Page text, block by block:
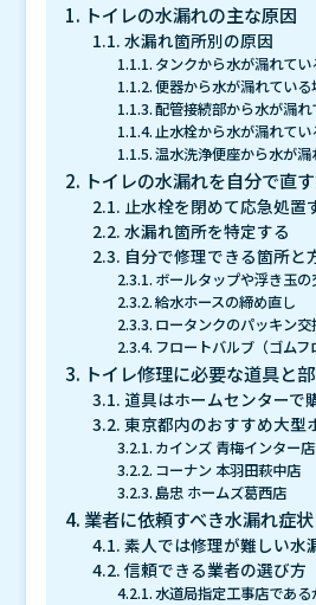
トイレの水漏れの主な原因
水漏れ箇所別の原因
タンクから水が漏れてい
便器から水が漏れている
配管接続部から水が漏
止水栓から水が漏れてい
温水洗浄便座から水が
トイレの水漏れを自分で直
止水栓を閉めて応急処置
水漏れ箇所を特定する
自分で修理できる箇所と
ボールタップや浮き玉の
給水ホースの締め直し
ロータンクのパッキン交
フロートバルブ（ゴム
トイレ修理に必要な道具と
道具はホームセンターで
東京都内のおすすめ大型
カインズ 青梅インター店
コーナン 本羽田萩中店
島忠 ホームズ葛西店
業者に依頼すべき水漏れ症状
素人では修理が難しい水
信頼できる業者の選び方
水道局指定工事店である